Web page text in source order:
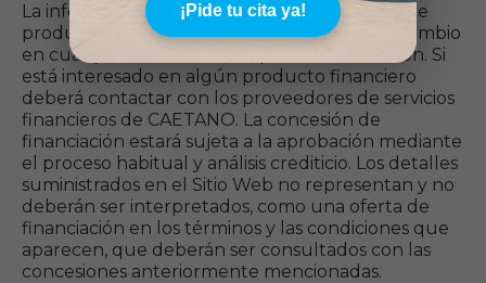
La información contenida en las condiciones de
productos financieros puede estar sujeta a cambio
en cualquier momento, sin previa autorización. Si
está interesado en algún producto financiero
deberá contactar con los proveedores de servicios
financieros de CAETANO. La concesión de
financiación estará sujeta a la aprobación mediante
el proceso habitual y análisis crediticio. Los detalles
suministrados en el Sitio Web no representan y no
deberán ser interpretados, como una oferta de
financiación en los términos y las condiciones que
aparecen, que deberán ser consultados con las
concesiones anteriormente mencionadas.
¡Pide tu cita ya!